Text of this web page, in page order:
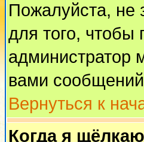
Пожалуйста, не
для того, чтобы
администратор
вами
Вернуться к
Когда я